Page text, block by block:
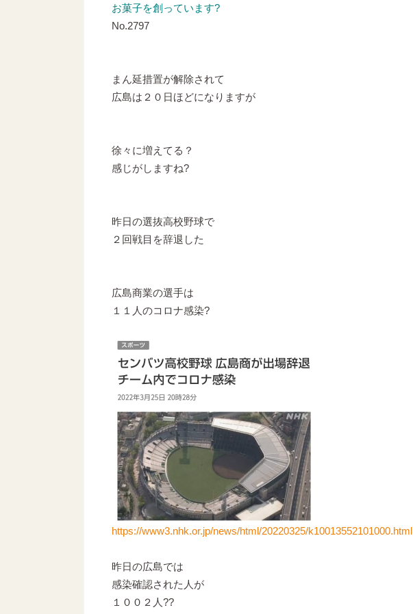
お菓子を創っています?
No.2797
まん延措置が解除されて
広島は２０日ほどになりますが
徐々に増えてる？
感じがしますね?
昨日の選抜高校野球で
２回戦目を辞退した
広島商業の選手は
１１人のコロナ感染?
https://www3.nhk.or.jp/news/html/20220325/k10013552101000.html
昨日の広島では
感染確認された人が
１００２人??